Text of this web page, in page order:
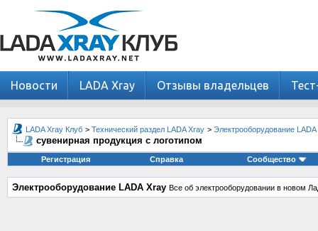
Новости LADA Xray Отзывы владельцев
LADA Xray Клуб > Технический раздел LADA Xray > Электрооборудование LADA
сувенирная продукция с логотипом
Регистрация Справка Сообщество
Электрооборудование LADA Xray Все об электрооборудовании в новом